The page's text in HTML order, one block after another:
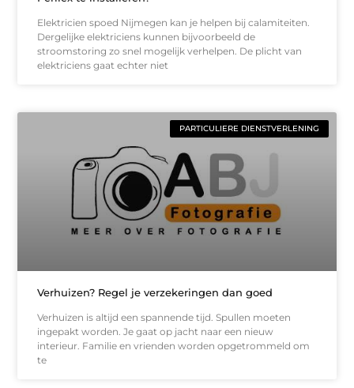
Elektricien spoed Nijmegen kan je helpen bij calamiteiten.
Dergelijke elektriciens kunnen bijvoorbeeld de
stroomstoring zo snel mogelijk verhelpen. De plicht van
elektriciens gaat echter niet
PARTICULIERE DIENSTVERLENING
Verhuizen? Regel je verzekeringen dan goed
Verhuizen is altijd een spannende tijd. Spullen moeten
ingepakt worden. Je gaat op jacht naar een nieuw
interieur. Familie en vrienden worden opgetrommeld om
te